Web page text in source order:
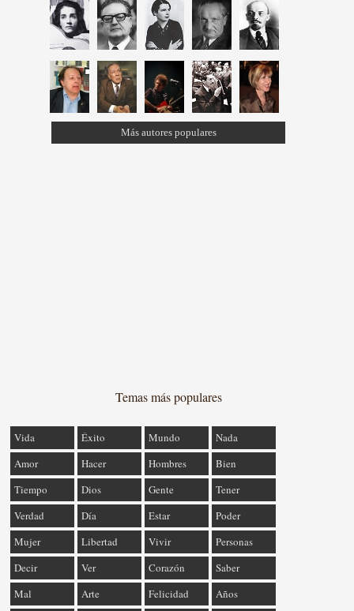
Más autores populares
Temas más populares
Vida Éxito Mundo
Nada
Amor
Hacer Hombres
Bien
Tiempo
Dios Gente
Tener
Verdad
Día Estar
Poder
Mujer
Libertad Vivir
Personas
Decir
Ver Corazón
Saber
Mal
Arte Felicidad Años